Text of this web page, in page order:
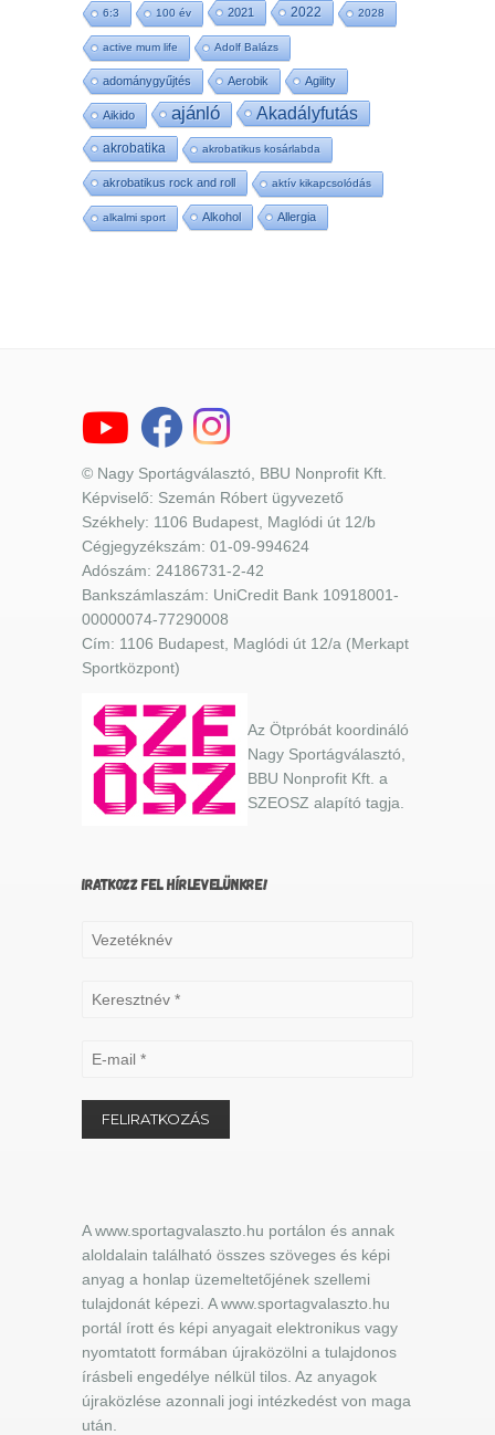
6:3 100 év 2021 2022 2028
active mum life Adolf Balázs
adománygyűjtés Aerobik Agility
Aikido ajánló Akadályfutás
akrobatika akrobatikus kosárlabda
akrobatikus rock and roll aktív kikapcsolódás
alkalmi sport Alkohol Allergia
© Nagy Sportágválasztó, BBU Nonprofit Kft.
Képviselő: Szemán Róbert ügyvezető
Székhely: 1106 Budapest, Maglódi út 12/b
Cégjegyzékszám: 01-09-994624
Adószám: 24186731-2-42
Bankszámlaszám: UniCredit Bank 10918001-
00000074-77290008
Cím: 1106 Budapest, Maglódi út 12/a (Merkapt
Sportközpont)
Az Ötpróbát koordináló
Nagy Sportágválasztó,
BBU Nonprofit Kft. a
SZEOSZ alapító tagja.
IRATKOZZ FEL HÍRLEVELÜNKRE!
A www.sportagvalaszto.hu portálon és annak
aloldalain található összes szöveges és képi
anyag a honlap üzemeltetőjének szellemi
tulajdonát képezi. A www.sportagvalaszto.hu
portál írott és képi anyagait elektronikus vagy
nyomtatott formában újraközölni a tulajdonos
írásbeli engedélye nélkül tilos. Az anyagok
újraközlése azonnali jogi intézkedést von maga
után.